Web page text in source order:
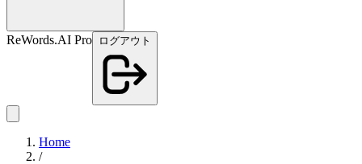
ReWords.AI Pro ログアウト
Home
/